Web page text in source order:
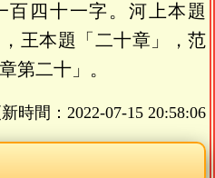
百四十一字。河上本題
，王本題「二十章」，范
第二十」。
時間： 2022-07-15 20:58:06